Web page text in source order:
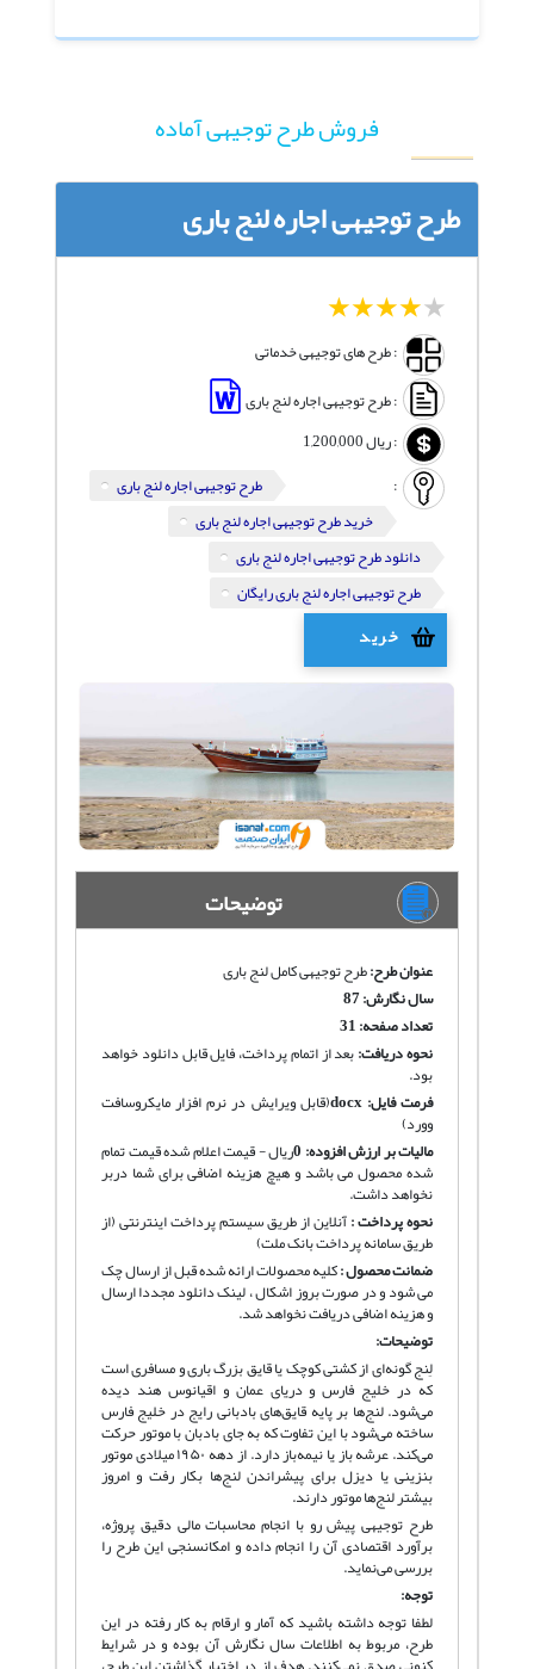
فروش طرح توجیهی آماده
طرح توجیهی اجاره لنج باری
5
4
3
2
: طرح های توجیهی خدماتی
: طرح توجیهی اجاره لنج باری
:ریال1,200,000
:
طرح توجیهی اجاره لنج باری
خرید طرح توجیهی اجاره لنج باری
دانلود طرح توجیهی اجاره لنج باری
طرح توجیهی اجاره لنج باری رایگان
خرید
توضیحات
عنوان طرح:طرح توجیهی کامل لنج باری
سال نگارش: 87
تعداد صفحه: 31
نحوه دریافت:بعد از اتمام پرداخت، فایل قابل دانلود خواهد
بود.
فرمت فایل:docx(قابل ویرایش در نرم افزار مایکروسافت
وورد)
مالیات بر ارزش افزوده: 0ریال - قیمت اعلام شده قیمت تمام
شده محصول می باشد و هیچ هزینه اضافی برای شما دربر
نخواهد داشت.
نحوه پرداخت :آنلاین از طریق سیستم پرداخت اینترنتی (از
طریق سامانه پرداخت بانک ملت)
ضمانت محصول :کلیه محصولات ارائه شده قبل از ارسال چک
می شود و در صورت بروز اشکال ، لینک دانلود مجددا ارسال
و هزینه اضافی دریافت نخواهد شد.
توضیحات:
لِنج گونه‌ای از کشتی کوچک یا قایق بزرگ باری و مسافری است
که در خلیج فارس و دریای عمان و اقیانوس هند دیده
می‌شود. لنج‌ها بر پایه قایق‌های بادبانی رایج در خلیج فارس
ساخته می‌شود با این تفاوت که به جای بادبان با موتور حرکت
می‌کند. عرشه باز یا نیمه‌باز دارد. از دهه ۱۹۵۰ میلادی موتور
بنزینی یا دیزل برای پیشراندن لنج‌ها بکار رفت و امروز
بیشتر لنج‌ها موتور دارند.
طرح توجیهی پیش رو با انجام محاسبات مالی دقیق پروژه،
برآورد اقتصادی آن را انجام داده و امکانسنجی این طرح را
بررسی می‌نماید.
توجه:
لطفا توجه داشته باشید که آمار و ارقام به کار رفته در این
طرح، مربوط به اطلاعات سال نگارش آن بوده و در شرایط